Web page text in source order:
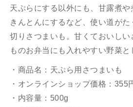
天ぷらにする以外にも、甘露煮や
きんとんにするなど、使い道が
切りさつまいも。甘くておいし
ものお弁当にも入れやすい野菜と
・商品名：天ぷら用さつまいも
・オンラインショップ価格：355
・内容量：500g